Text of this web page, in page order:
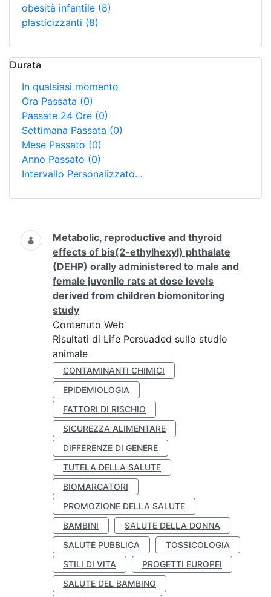
obesità infantile (8)
plasticizzanti (8)
Durata
In qualsiasi momento
Ora Passata (0)
Passate 24 Ore (0)
Settimana Passata (0)
Mese Passato (0)
Anno Passato (0)
Intervallo Personalizzato…
Ricerca
Metabolic, reproductive and thyroid
effects of bis(2-ethylhexyl) phthalate
(DEHP) orally administered to male and
female juvenile rats at dose levels
derived from children biomonitoring
study
Contenuto Web
Risultati di Life Persuaded sullo studio
animale
CONTAMINANTI CHIMICI
EPIDEMIOLOGIA
FATTORI DI RISCHIO
SICUREZZA ALIMENTARE
DIFFERENZE DI GENERE
TUTELA DELLA SALUTE
BIOMARCATORI
PROMOZIONE DELLA SALUTE
BAMBINI
SALUTE DELLA DONNA
SALUTE PUBBLICA
TOSSICOLOGIA
STILI DI VITA
PROGETTI EUROPEI
SALUTE DEL BAMBINO